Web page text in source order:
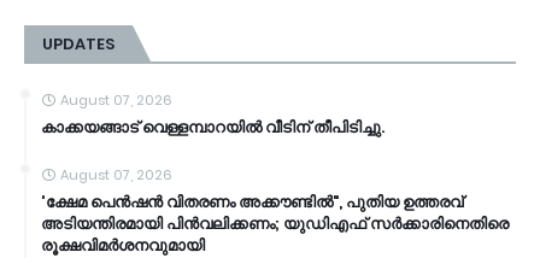
UPDATES
August 07, 2026
കാക്കയങ്ങാട് വെള്ളമ്പാറയിൽ വീടിന് തീപിടിച്ചു.
August 07, 2026
'ക്ഷേമ പെൻഷൻ വിതരണം അക്കൗണ്ടിൽ", പുതിയ ഉത്തരവ്
അടിയന്തിരമായി പിൻവലിക്കണം; യുഡിഎഫ് സർക്കാരിനെതിരെ
രൂക്ഷവിമർശനവുമായി